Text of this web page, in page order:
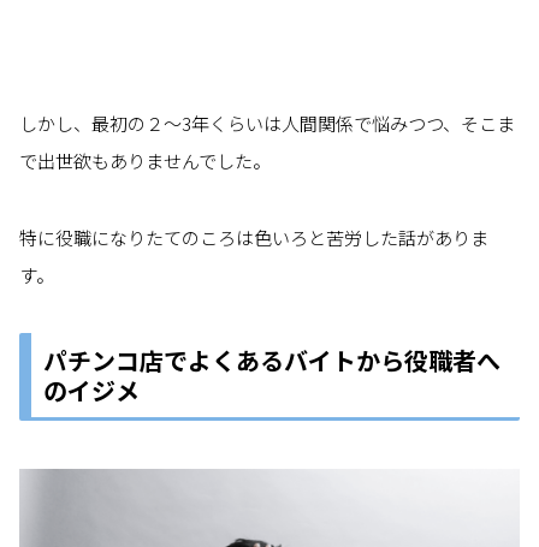
しかし、最初の２～3年くらいは人間関係で悩みつつ、そこま
で出世欲もありませんでした。
特に役職になりたてのころは色いろと苦労した話がありま
す。
パチンコ店でよくあるバイトから役職者へ
のイジメ